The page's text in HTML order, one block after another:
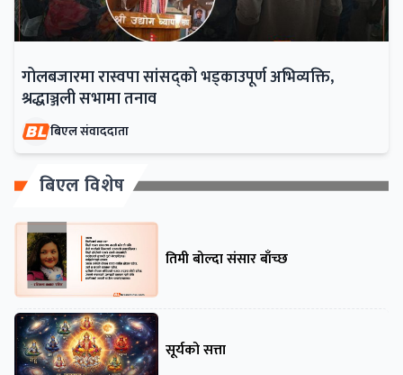
गोलबजारमा रास्वपा सांसद्को भड्काउपूर्ण अभिव्यक्ति,
श्रद्धाञ्जली सभामा तनाव
बिएल संवाददाता
बिएल विशेष
तिमी बोल्दा संसार बाँच्छ
सूर्यको सत्ता